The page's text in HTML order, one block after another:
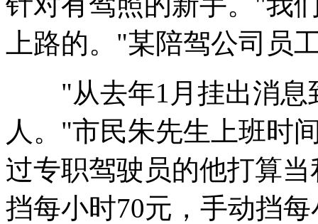
上路的。"某陪驾公司员
"从去年1月挂出消息
人。"市民朱先生上班时
过专职驾驶员的他打算
挡每小时70元，手动挡